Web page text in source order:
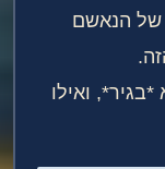
של הנאשם
ואילו